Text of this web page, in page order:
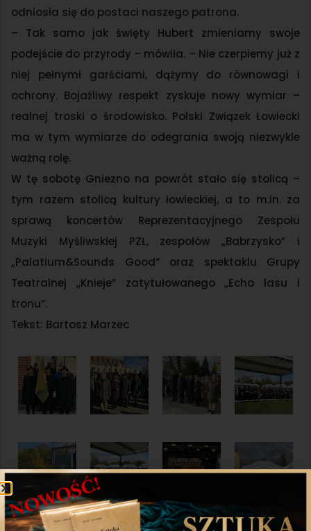
odniosła się do postaci naszego patrona.
– Tak samo jak święty Hubert zmieniamy swoje
podejście do przyrody – mówiła. – Nie czerpiemy już z
niej pełnymi garściami, dążymy do równowagi i
ochrony. Bojaźliwy respekt zyskuje nowy wymiar –
realnej troski o środowisko. Polski Związek Łowiecki
ma w tym wymiarze do odegrania swoją niezwykle
ważną rolę.
W tę sobotę Gniezno na powrót stało się stolicą –
tym razem stolicą kultury łowieckiej, a to m.in. za
sprawą koncertów Reprezentacyjnego Zespołu
Muzyki Myśliwskiej PZŁ, zespołów „Babrzysko” i
„Palatium&Sounds Good” oraz spektaklu Grupy
Teatralnej „Knieje” zatytułowanego „Echo lasu i
tronu”.
Tekst: Bartosz Marzec